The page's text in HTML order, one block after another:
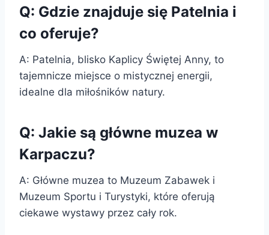
Q: Gdzie znajduje się Patelnia i
co oferuje?
A: Patelnia, blisko Kaplicy Świętej Anny, to
tajemnicze miejsce o mistycznej energii,
idealne dla miłośników natury.
Q: Jakie są główne muzea w
Karpaczu?
A: Główne muzea to Muzeum Zabawek i
Muzeum Sportu i Turystyki, które oferują
ciekawe wystawy przez cały rok.